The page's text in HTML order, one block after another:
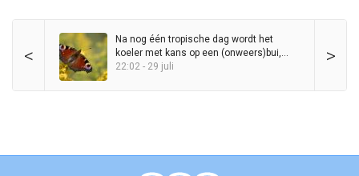
< >
Na nog één tropische dag wordt het
koeler met kans op een (onweers)bui,
maar zomer blijft in het zadel
22:02 - 29 juli